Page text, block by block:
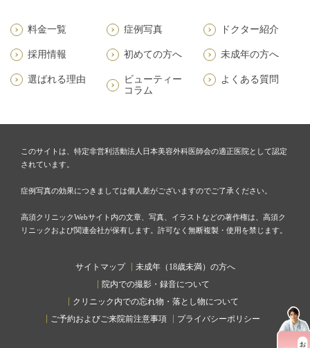
料金一覧 症例写真 ドクター紹介
採用情報 初めての方へ 未成年の方へ
選ばれる理由
ビューティー
コラム
よくある質問
このサイトは、特定非営利活動法人日本美容外科医師会の適正医院として認定
されています。
症例写真の効果につきましては個人差がございますのでご了承ください。
高須クリニックWebサイト内の文章、写真、イラストなどの著作権は、高須ク
リニックおよび関連会社が保有します。許可なく無断複製・使用を禁じます。
サイトマップ
未成年（18歳未満）の方へ
院内での撮影・録音について
クリニック内での忘れ物・落とし物について
ご予約およびご来院前注意事項
プライバシーポリシー